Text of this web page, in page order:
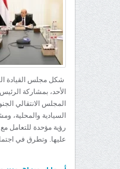
شكل مجلس القيادة
الأحد، بمشاركة
المجلس الانتقالي
السيادية والمحلية،
رؤية مؤحدة للتعامل
عليها. وتطرق في